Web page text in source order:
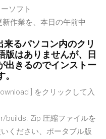
ソフト
新作業を、本日の午前中
来るパソコン内のクリ
版はありませんが、日
出きるのでインストー
] をクリックして入
Zip 圧縮ファイルを
ください、ポータブル版